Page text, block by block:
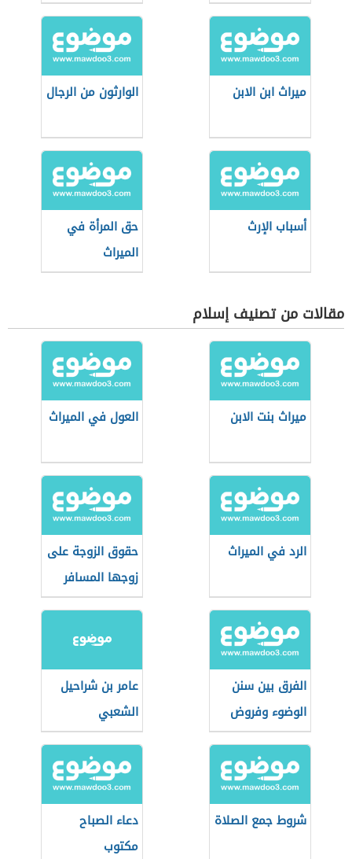
ميراث ابن الابن الوارثون من الرجال
أسباب الإرث
حق المرأة في
الميراث
مقالات من تصنيف إسلام
ميراث بنت الابن العول في الميراث
الرد في الميراث
حقوق الزوجة على
زوجها المسافر
الفرق بين سنن
الوضوء وفروض
الوضوء
عامر بن شراحيل
الشعبي
شروط جمع الصلاة
دعاء الصباح
مكتوب